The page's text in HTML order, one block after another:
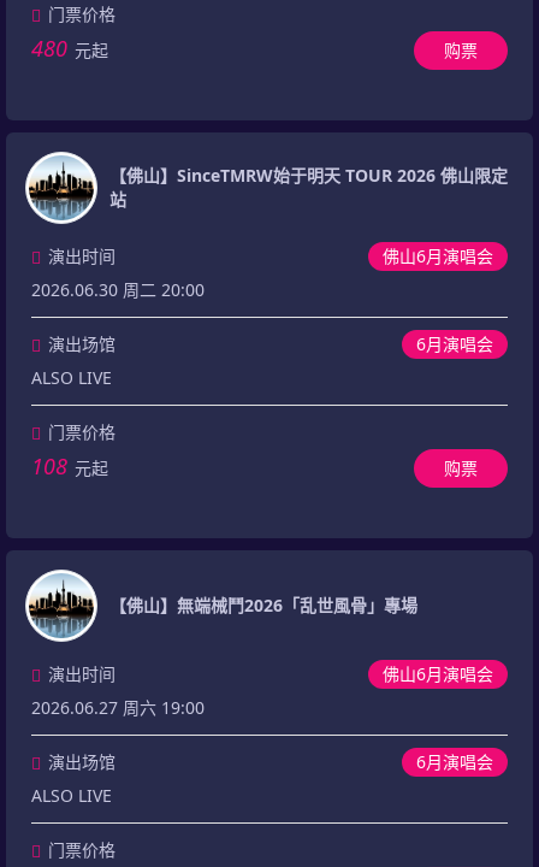
门票价格
480 元起 购票
【佛山】SinceTMRW始于明天 TOUR 2026 佛山限定
站
佛山6月演唱会
演出时间
2026.06.30 周二 20:00
6月演唱会
演出场馆
ALSO LIVE
门票价格
108 元起 购票
【佛山】無端械鬥2026「乱世風骨」專場
佛山6月演唱会
演出时间
2026.06.27 周六 19:00
6月演唱会
演出场馆
ALSO LIVE
门票价格